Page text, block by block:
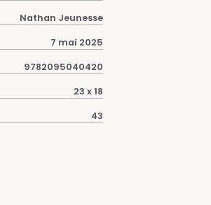
Nathan Jeunesse
7 mai 2025
9782095040420
23 x 18
43